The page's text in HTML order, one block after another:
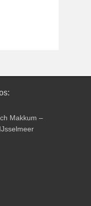
Makkum –